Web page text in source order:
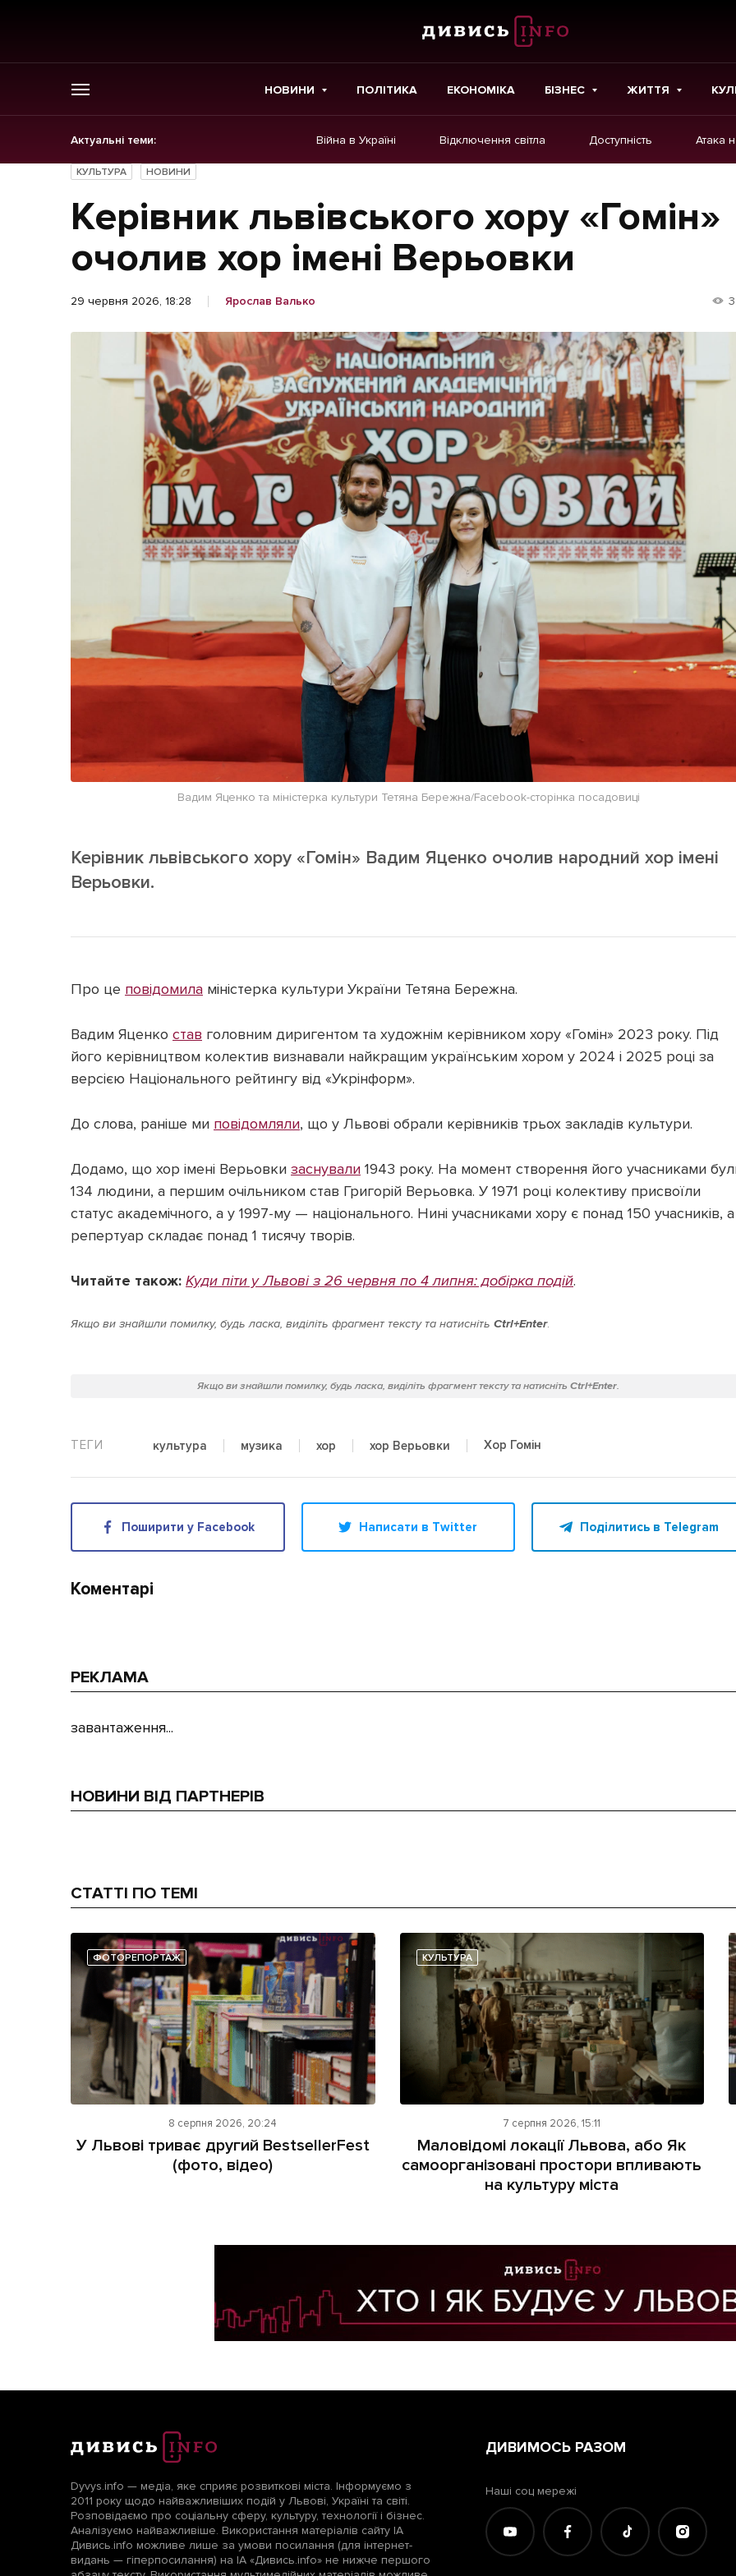
НОВИНИ ПОЛІТИКА ЕКОНОМІКА БІЗНЕС ЖИТТЯ
Актуальні теми: Війна в Україні Відключення світла Доступність Атака
ГОЛОВНЕ
Новини
Політика
Бізнес
Життя
Культура
Афіша
Картки
Репортаж
Ініціативи
Лонгріди
[email protected]
Політика
КУЛЬТУРА НОВИНИ
Керівник львівського хору «Гомін»
очолив хор імені Верьовки
29 червня 2026, 18:28 Ярослав Валько
Вадим Яценко та міністерка культури Тетяна Бережна/Facebook-сторінка посадовиці
Керівник львівського хору «Гомін» Вадим Яценко очолив народний хор імені
Верьовки.
Про це повідомила міністерка культури України Тетяна Бережна.
Вадим Яценко став головним диригентом та художнім керівником хору «Гомін» 2023 року. Під
його керівництвом колектив визнавали найкращим українським хором у 2024 і 2025 році за
версією Національного рейтингу від «Укрінформ».
До слова, раніше ми повідомляли, що у Львові обрали керівників трьох закладів культури.
Додамо, що хор імені Верьовки заснували 1943 року. На момент створення його учасниками
134 людини, а першим очільником став Григорій Верьовка. У 1971 році колективу присвоїли
статус академічного, а у 1997-му — національного. Нині учасниками хору є понад 150 учасників, а
репертуар складає понад 1 тисячу творів.
Читайте також: Куди піти у Львові з 26 червня по 4 липня: добірка подій.
Якщо ви знайшли помилку, будь ласка, виділіть фрагмент тексту та натисніть Ctrl+Enter.
Якщо ви знайшли помилку, будь ласка, виділіть фрагмент тексту та натисніть Ctrl+Enter.
культура музика хор хор Верьовки Хор Гомін
Поширити у Facebook Написати в Twitter Поділитись в Telegram
Коментарі
РЕКЛАМА
завантаження...
НОВИНИ ВІД ПАРТНЕРІВ
СТАТТІ ПО ТЕМІ
ФОТОРЕПОРТАЖ
8 серпня 2026, 20:24
У Львові триває другий BestsellerFest
(фото, відео)
КУЛЬТУРА
7 серпня 2026, 15:11
Маловідомі локації Львова, або Як
самоорганізовані простори впливають
на культуру міста
Dyvys.info — медіа, яке сприяє розвиткові міста. Інформуємо з
2011 року щодо найважливіших подій у Львові, Україні та світі.
Розповідаємо про соціальну сферу, культуру, технології і бізнес.
Аналізуємо найважливіше. Використання матеріалів сайту ІА
Дивись.info можливе лише за умови посилання (для інтернет-
видань — гіперпосилання) на ІА «Дивись.info» не нижче першого
ДИВИМОСЬ РАЗОМ
Наші соц мережі